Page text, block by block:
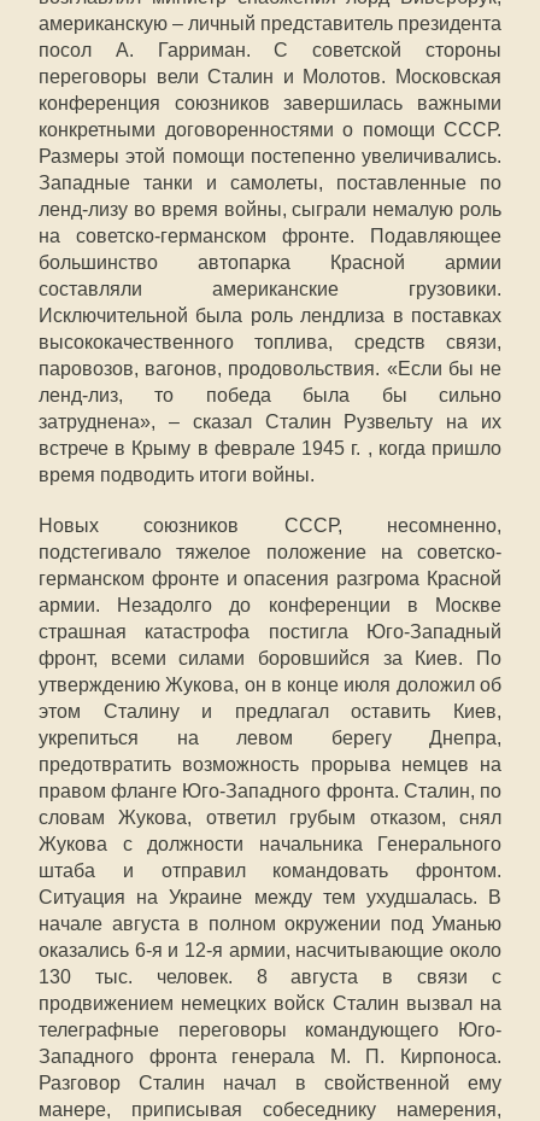
американскую – личный представитель президента
посол А. Гарриман. С советской стороны
переговоры вели Сталин и Молотов. Московская
конференция союзников завершилась важными
конкретными договоренностями о помощи СССР.
Размеры этой помощи постепенно увеличивались.
Западные танки и самолеты, поставленные по
ленд-лизу во время войны, сыграли немалую роль
на советско-германском фронте. Подавляющее
большинство автопарка Красной армии
составляли американские грузовики.
Исключительной была роль лендлиза в поставках
высококачественного топлива, средств связи,
паровозов, вагонов, продовольствия. «Если бы не
ленд-лиз, то победа была бы сильно
затруднена», – сказал Сталин Рузвельту на их
встрече в Крыму в феврале 1945 г. , когда пришло
время подводить итоги войны.
Новых союзников СССР, несомненно,
подстегивало тяжелое положение на советско-
германском фронте и опасения разгрома Красной
армии. Незадолго до конференции в Москве
страшная катастрофа постигла Юго-Западный
фронт, всеми силами боровшийся за Киев. По
утверждению Жукова, он в конце июля доложил об
этом Сталину и предлагал оставить Киев,
укрепиться на левом берегу Днепра,
предотвратить возможность прорыва немцев на
правом фланге Юго-Западного фронта. Сталин, по
словам Жукова, ответил грубым отказом, снял
Жукова с должности начальника Генерального
штаба и отправил командовать фронтом.
Ситуация на Украине между тем ухудшалась. В
начале августа в полном окружении под Уманью
оказались 6-я и 12-я армии, насчитывающие около
130 тыс. человек. 8 августа в связи с
продвижением немецких войск Сталин вызвал на
телеграфные переговоры командующего Юго-
Западного фронта генерала М. П. Кирпоноса.
Разговор Сталин начал в свойственной ему
манере, приписывая собеседнику намерения,